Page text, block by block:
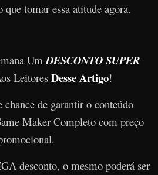
tomar essa atitude agora.
UmDESCONTO SUPER
LeitoresDesse Artigo!
chance de garantir o conteúdo
Maker Completo com preço
desconto, o mesmo poderá ser